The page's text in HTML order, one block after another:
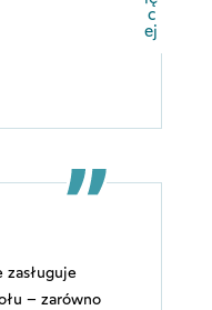
c
ej
zasługuje
– zarówno